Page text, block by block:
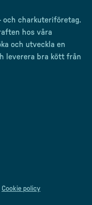
och charkuteriföretag.
hos våra
och utveckla en
leverera bra kött från
Cookie policy